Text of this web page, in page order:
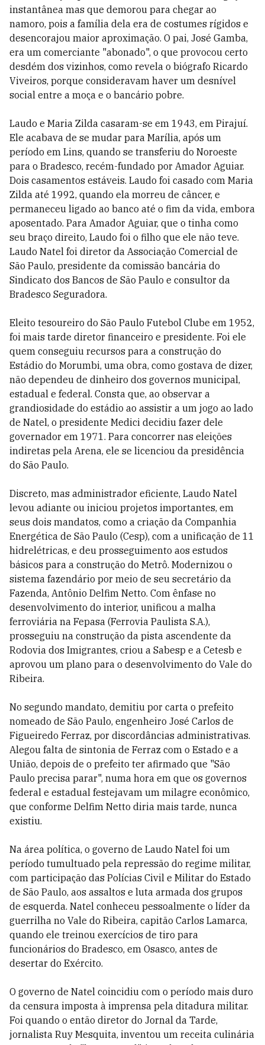
instantânea mas que demorou para chegar ao
namoro, pois a família dela era de costumes rígidos e
desencorajou maior aproximação. O pai, José Gamba,
era um comerciante "abonado", o que provocou certo
desdém dos vizinhos, como revela o biógrafo Ricardo
Viveiros, porque consideravam haver um desnível
social entre a moça e o bancário pobre.
Laudo e Maria Zilda casaram-se em 1943, em Pirajuí.
Ele acabava de se mudar para Marília, após um
período em Lins, quando se transferiu do Noroeste
para o Bradesco, recém-fundado por Amador Aguiar.
Dois casamentos estáveis. Laudo foi casado com Maria
Zilda até 1992, quando ela morreu de câncer, e
permaneceu ligado ao banco até o fim da vida, embora
aposentado. Para Amador Aguiar, que o tinha como
seu braço direito, Laudo foi o filho que ele não teve.
Laudo Natel foi diretor da Associação Comercial de
São Paulo, presidente da comissão bancária do
Sindicato dos Bancos de São Paulo e consultor da
Bradesco Seguradora.
Eleito tesoureiro do São Paulo Futebol Clube em 1952,
foi mais tarde diretor financeiro e presidente. Foi ele
quem conseguiu recursos para a construção do
Estádio do Morumbi, uma obra, como gostava de dizer,
não dependeu de dinheiro dos governos municipal,
estadual e federal. Consta que, ao observar a
grandiosidade do estádio ao assistir a um jogo ao lado
de Natel, o presidente Medici decidiu fazer dele
governador em 1971. Para concorrer nas eleições
indiretas pela Arena, ele se licenciou da presidência
do São Paulo.
Discreto, mas administrador eficiente, Laudo Natel
levou adiante ou iniciou projetos importantes, em
seus dois mandatos, como a criação da Companhia
Energética de São Paulo (Cesp), com a unificação de 11
hidrelétricas, e deu prosseguimento aos estudos
básicos para a construção do Metrô. Modernizou o
sistema fazendário por meio de seu secretário da
Fazenda, Antônio Delfim Netto. Com ênfase no
desenvolvimento do interior, unificou a malha
ferroviária na Fepasa (Ferrovia Paulista S.A.),
prosseguiu na construção da pista ascendente da
Rodovia dos Imigrantes, criou a Sabesp e a Cetesb e
aprovou um plano para o desenvolvimento do Vale do
Ribeira.
No segundo mandato, demitiu por carta o prefeito
nomeado de São Paulo, engenheiro José Carlos de
Figueiredo Ferraz, por discordâncias administrativas.
Alegou falta de sintonia de Ferraz com o Estado e a
União, depois de o prefeito ter afirmado que "São
Paulo precisa parar", numa hora em que os governos
federal e estadual festejavam um milagre econômico,
que conforme Delfim Netto diria mais tarde, nunca
existiu.
Na área política, o governo de Laudo Natel foi um
período tumultuado pela repressão do regime militar,
com participação das Polícias Civil e Militar do Estado
de São Paulo, aos assaltos e luta armada dos grupos
de esquerda. Natel conheceu pessoalmente o líder da
guerrilha no Vale do Ribeira, capitão Carlos Lamarca,
quando ele treinou exercícios de tiro para
funcionários do Bradesco, em Osasco, antes de
desertar do Exército.
O governo de Natel coincidiu com o período mais duro
da censura imposta à imprensa pela ditadura militar.
Foi quando o então diretor do Jornal da Tarde,
jornalista Ruy Mesquita, inventou um receita culinária